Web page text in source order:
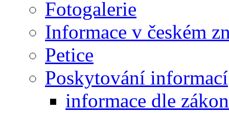
Fotogalerie
Informace v českém
Petice
Poskytování informací
informace dle